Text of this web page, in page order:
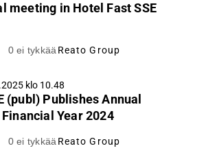
meeting in Hotel Fast SSE
0ei tykkää Reato Group
klo 10.48
(publ) Publishes Annual
Year 2024
0ei tykkää Reato Group